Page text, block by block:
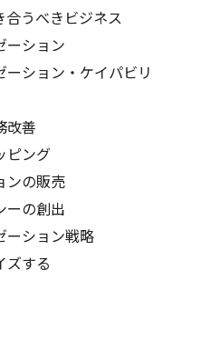
うべきビジネス
ション
ション・ケイパビリ
改善
ング
の販売
の創出
ション戦略
する